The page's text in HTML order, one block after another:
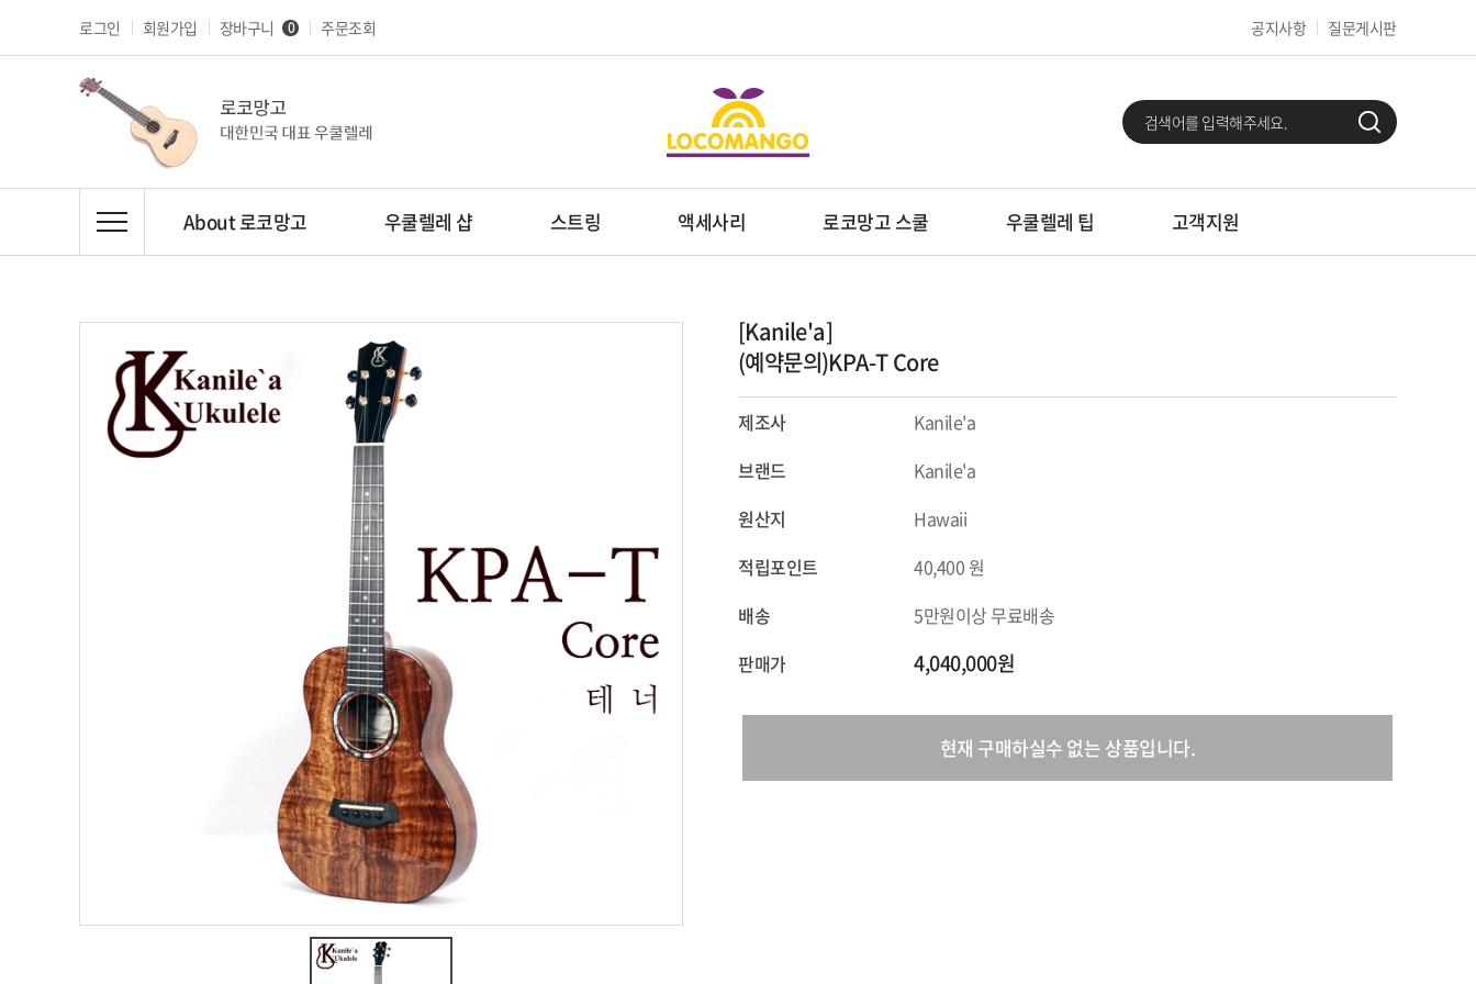
로그인 회원가입 장바구니 0 주문조회 공지사항 질문게시판
About 로코망고 우쿨렐레 샵 스트링 액세사리 로코망고 스쿨 우쿨렐레 팁 고객지원
[Kanile'a]
(예약문의)KPA-T Core
제조사
Kanile'a
브랜드
Kanile'a
원산지
Hawaii
적립포인트
40,400 원
배송
5만원이상 무료배송
판매가
4,040,000원
현재 구매하실수 없는 상품입니다.